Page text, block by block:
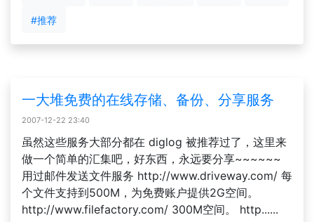
#推荐
一大堆免费的在线存储、备份、分享服务
2007-12-22 23:40
虽然这些服务大部分都在 diglog 被推荐过了，这里来
做一个简单的汇集吧，好东西，永远要分享~~~~~~
用过邮件发送文件服务 http://www.driveway.com/ 每
个文件支持到500M，为免费账户提供2G空间。
http://www.filefactory.com/ 300M空间。 http......